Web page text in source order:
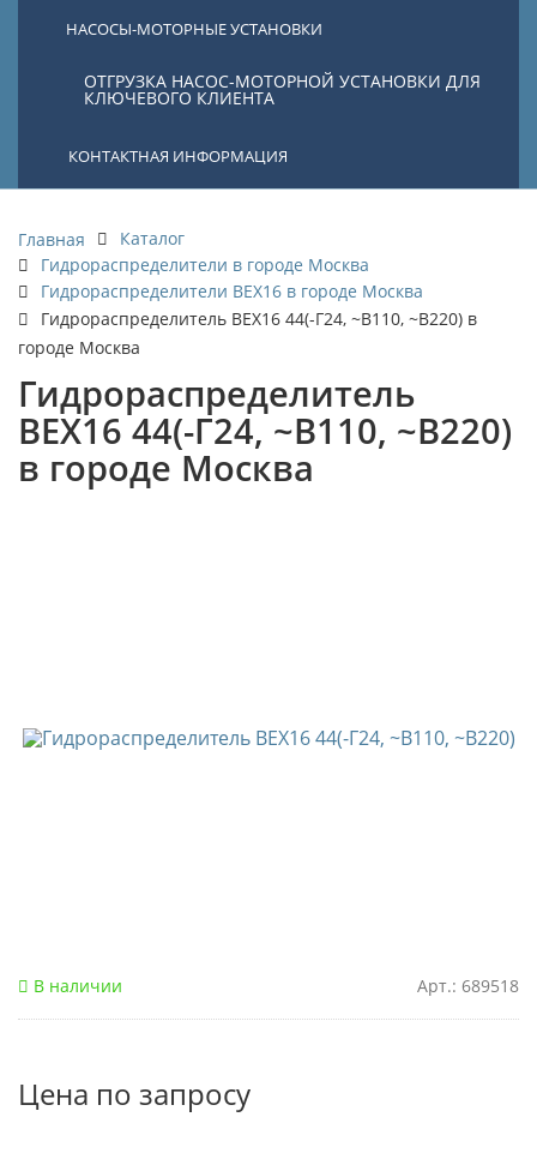
НАСОСЫ-МОТОРНЫЕ УСТАНОВКИ
ОТГРУЗКА НАСОС-МОТОРНОЙ УСТАНОВКИ ДЛЯ
КЛЮЧЕВОГО КЛИЕНТА
КОНТАКТНАЯ ИНФОРМАЦИЯ
Главная
Каталог
Гидрораспределители в городе Москва
Гидрораспределители ВЕХ16 в городе Москва
Гидрораспределитель ВЕХ16 44(-Г24, ~В110, ~В220) в
городе Москва
Гидрораспределитель
ВЕХ16 44(-Г24, ~В110, ~В220)
в городе Москва
В наличии Арт.: 689518
Цена по запросу